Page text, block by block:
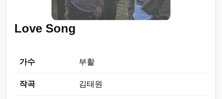
Love Song
가수 부활
작곡 김태원